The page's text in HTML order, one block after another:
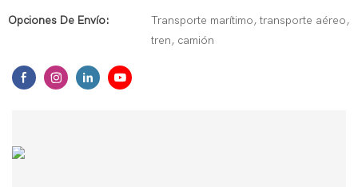
Opciones De Envío:
Transporte marítimo, transporte aéreo,
tren, camión